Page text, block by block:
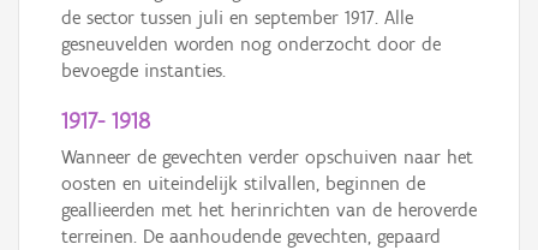
de sector tussen juli en september 1917. Alle
gesneuvelden worden nog onderzocht door de
bevoegde instanties.
1917- 1918
Wanneer de gevechten verder opschuiven naar het
oosten en uiteindelijk stilvallen, beginnen de
geallieerden met het herinrichten van de heroverde
terreinen. De aanhoudende gevechten, gepaard